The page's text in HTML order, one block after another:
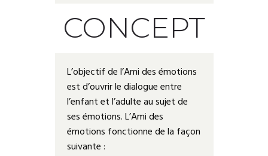
CONCEPT
L’objectif de l’Ami des émotions
est d’ouvrir le dialogue entre
l’enfant et l’adulte au sujet de
ses émotions. L’Ami des
émotions fonctionne de la façon
suivante :